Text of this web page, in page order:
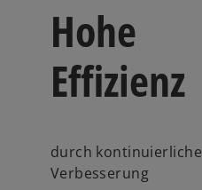
Hohe
Effizienz
durch kontinuierliche
Verbesserung